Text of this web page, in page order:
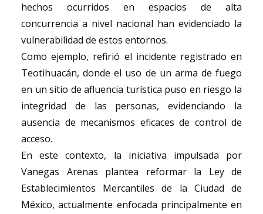
hechos ocurridos en espacios de alta
concurrencia a nivel nacional han evidenciado la
vulnerabilidad de estos entornos.
Como ejemplo, refirió el incidente registrado en
Teotihuacán, donde el uso de un arma de fuego
en un sitio de afluencia turística puso en riesgo la
integridad de las personas, evidenciando la
ausencia de mecanismos eficaces de control de
acceso.
En este contexto, la iniciativa impulsada por
Vanegas Arenas plantea reformar la Ley de
Establecimientos Mercantiles de la Ciudad de
México, actualmente enfocada principalmente en